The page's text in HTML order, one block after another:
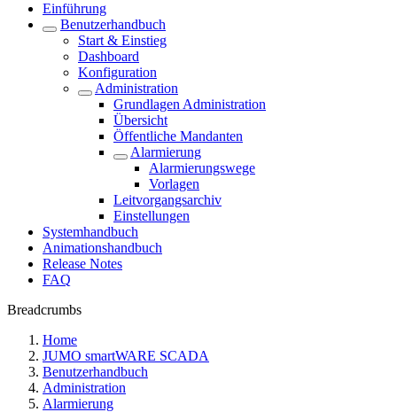
Einführung
Benutzerhandbuch
Start & Einstieg
Dashboard
Konfiguration
Administration
Grundlagen Administration
Übersicht
Öffentliche Mandanten
Alarmierung
Alarmierungswege
Vorlagen
Leitvorgangsarchiv
Einstellungen
Systemhandbuch
Animationshandbuch
Release Notes
FAQ
Breadcrumbs
Home
JUMO smartWARE SCADA
Benutzerhandbuch
Administration
Alarmierung